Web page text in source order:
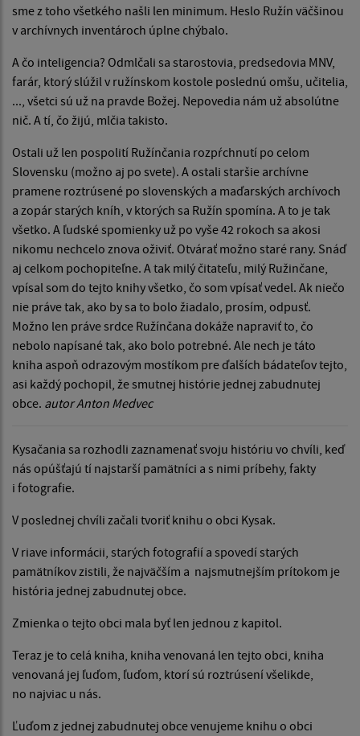
sme z toho všetkého našli len minimum. Heslo Ružín väčšinou
v archívnych inventároch úplne chýbalo.
A čo inteligencia? Odmlčali sa starostovia, predsedovia MNV,
farár, ktorý slúžil v ružínskom kostole poslednú omšu, učitelia,
..., všetci sú už na pravde Božej. Nepovedia nám už absolútne
nič. A tí, čo žijú, mlčia takisto.
Ostali už len pospolití Ružínčania rozpŕchnutí po celom
Slovensku (možno aj po svete). A ostali staršie archívne
pramene roztrúsené po slovenských a maďarských archívoch
a zopár starých kníh, v ktorých sa Ružín spomína. A to je tak
všetko. A ľudské spomienky už po vyše 42 rokoch sa akosi
nikomu nechcelo znova oživiť. Otvárať možno staré rany. Snáď
aj celkom pochopiteľne. A tak milý čitateľu, milý Ružinčane,
vpísal som do tejto knihy všetko, čo som vpísať vedel. Ak niečo
nie práve tak, ako by sa to bolo žiadalo, prosím, odpusť.
Možno len práve srdce Ružínčana dokáže napraviť to, čo
nebolo napísané tak, ako bolo potrebné. Ale nech je táto
kniha aspoň odrazovým mostíkom pre ďalších bádateľov tejto,
asi každý pochopil, že smutnej histórie jednej zabudnutej
obce. autor Anton Medvec
Kysačania sa rozhodli zaznamenať svoju históriu vo chvíli, keď
nás opúšťajú tí najstarší pamätníci a s nimi príbehy, fakty
i fotografie.
V poslednej chvíli začali tvoriť knihu o obci Kysak.
V riave informácii, starých fotografií a spovedí starých
pamätníkov zistili, že najväčším a najsmutnejším prítokom je
história jednej zabudnutej obce.
Zmienka o tejto obci mala byť len jednou z kapitol.
Teraz je to celá kniha, kniha venovaná len tejto obci, kniha
venovaná jej ľuďom, ľuďom, ktorí sú roztrúsení všelikde,
no najviac u nás.
Ľuďom z jednej zabudnutej obce venujeme knihu o obci